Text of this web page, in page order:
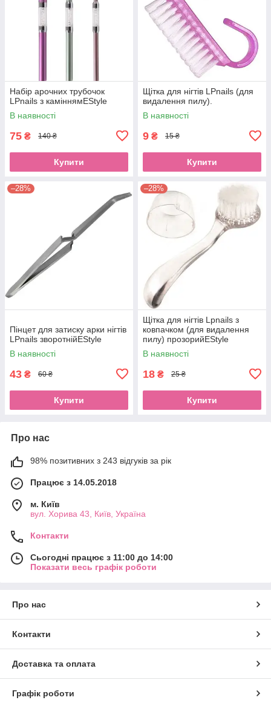
Набір арочних трубочок
LPnails з каміннямEStyle
В наявності
75 ₴ 140 ₴
Купити
Щітка для нігтів LPnails (для
видалення пилу).
В наявності
9 ₴ 15 ₴
Купити
–28%
Пінцет для затиску арки нігтів
LPnails зворотнійEStyle
В наявності
43 ₴ 60 ₴
Купити
–28%
Щітка для нігтів Lpnails з
ковпачком (для видалення
пилу) прозорийEStyle
В наявності
18 ₴ 25 ₴
Купити
Про нас
98% позитивних з 243 відгуків за рік
Працює з 14.05.2018
м. Київ
вул. Хорива 43, Київ, Україна
Контакти
Сьогодні працює з 11:00 до 14:00
Показати весь графік роботи
Про нас
Контакти
Доставка та оплата
Графік роботи